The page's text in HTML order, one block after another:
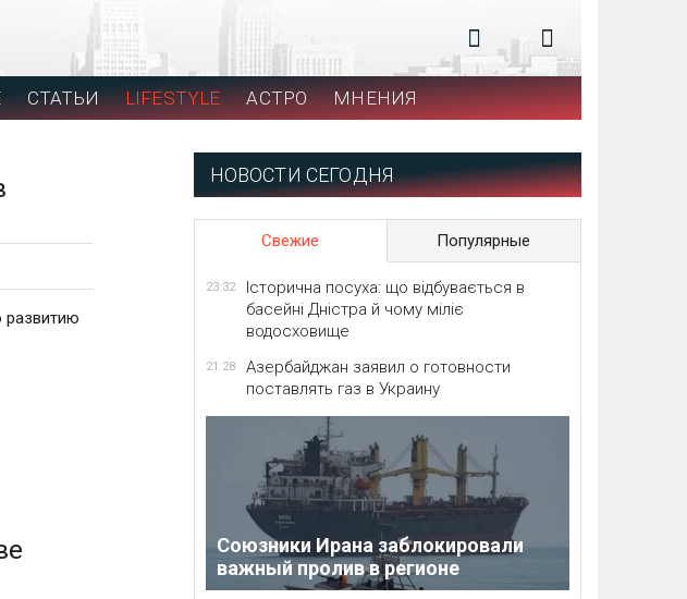
СТАТЬИ LIFESTYLE АСТРО МНЕНИЯ
развитию
НОВОСТИ СЕГОДНЯ
Свежие Популярные
23:32
Історична посуха: що відбувається в
басейні Дністра й чому міліє
водосховище
21:28
Азербайджан заявил о готовности
поставлять газ в Украину
Союзники Ирана заблокировали
важный пролив в регионе